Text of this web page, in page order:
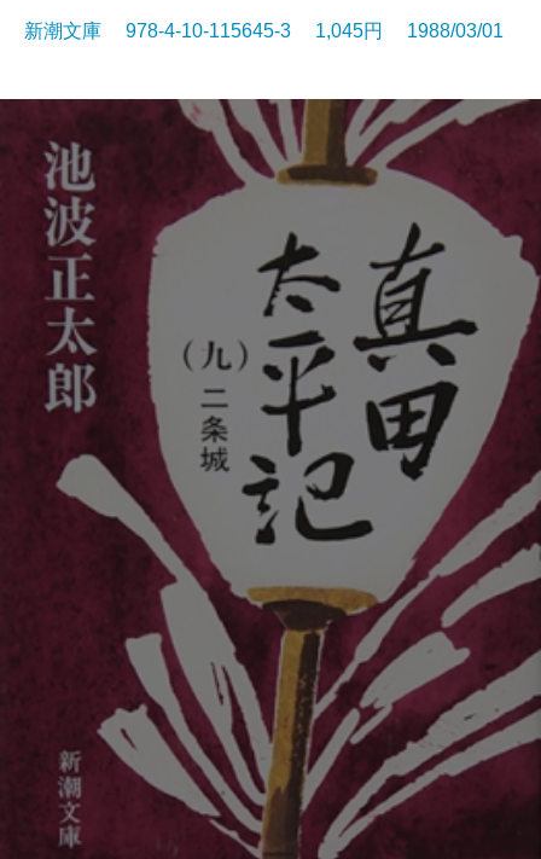
新潮文庫 978-4-10-115645-3 1,045円 1988/03/01